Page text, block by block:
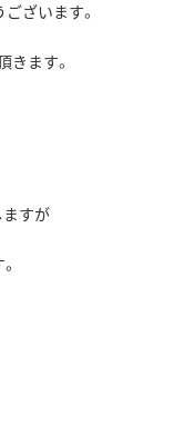
ざいます。
ます。
すが